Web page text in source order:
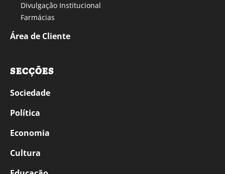
Divulgação Institucional
Farmácias
Área de Cliente
SECÇÕES
Sociedade
Política
Economia
Cultura